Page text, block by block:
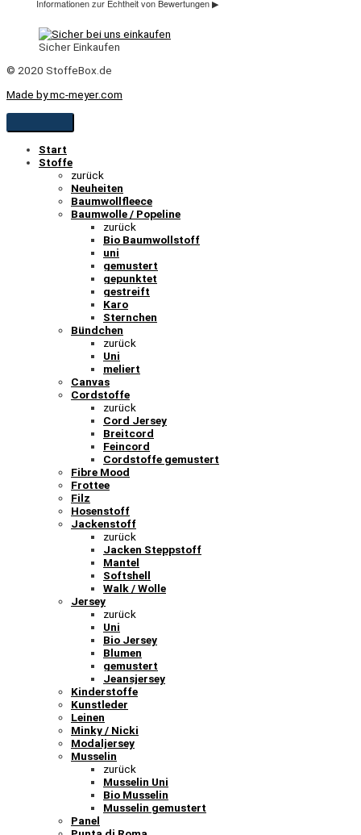
Sicher Einkaufen
© 2020 StoffeBox.de
Made by mc-meyer.com
Start
Stoffe
zurück
Neuheiten
Baumwollfleece
Baumwolle / Popeline
zurück
Bio Baumwollstoff
uni
gemustert
gepunktet
gestreift
Karo
Sternchen
Bündchen
zurück
Uni
meliert
Canvas
Cordstoffe
zurück
Cord Jersey
Breitcord
Feincord
Cordstoffe gemustert
Fibre Mood
Frottee
Filz
Hosenstoff
Jackenstoff
zurück
Jacken Steppstoff
Mantel
Softshell
Walk / Wolle
Jersey
zurück
Uni
Bio Jersey
Blumen
gemustert
Jeansjersey
Kinderstoffe
Kunstleder
Leinen
Minky / Nicki
Modaljersey
Musselin
zurück
Musselin Uni
Bio Musselin
Musselin gemustert
Panel